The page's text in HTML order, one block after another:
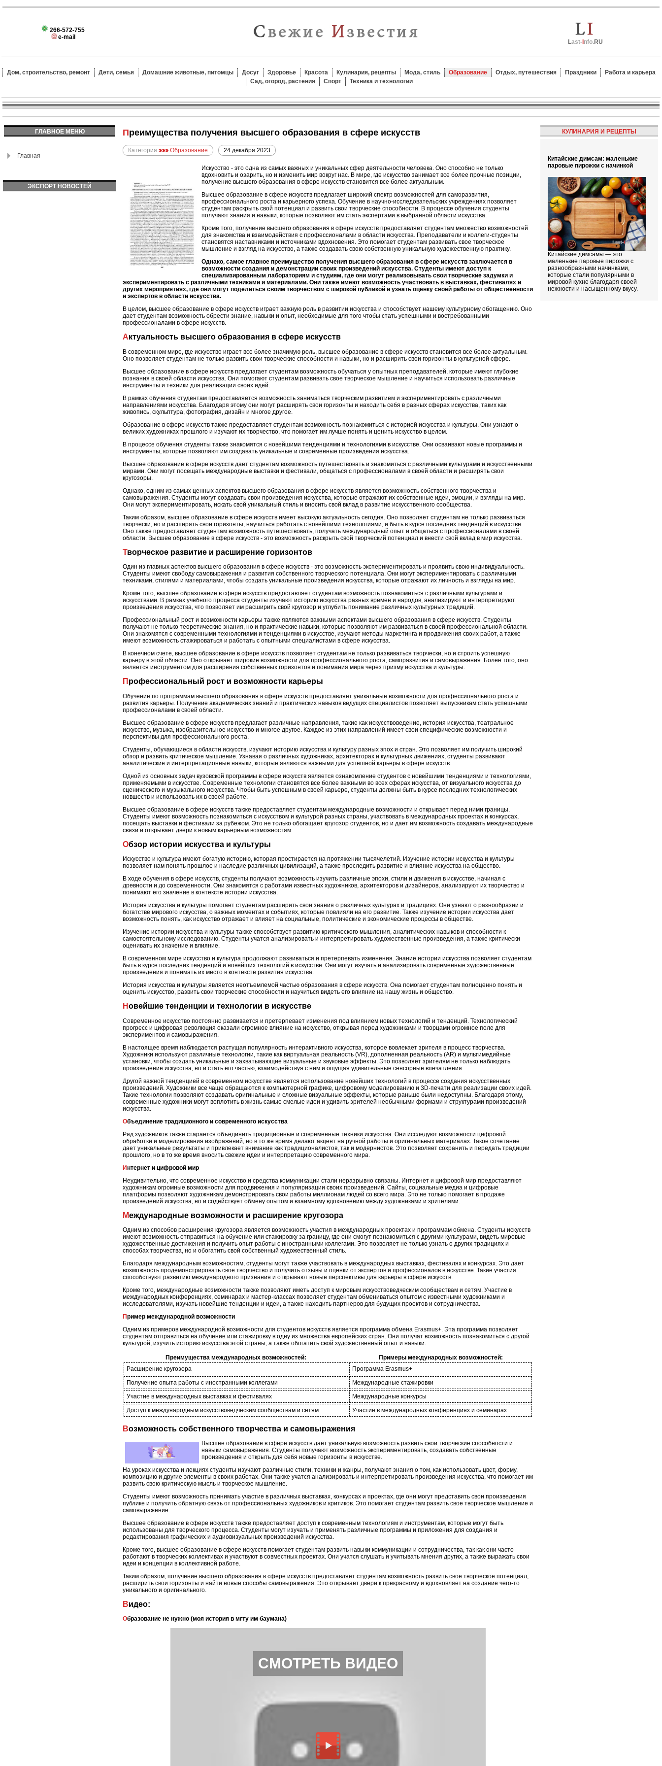
266-572-755
e-mail
Last- nfo.RU
Дом, строительство, ремонт Дети, семья Домашние животные, питомцы Досуг Здоровье Красота Кулинария, рецепты Мода, стиль Образование Отдых, путешествия Праздники
Работа и карьера
Сад, огород, растения
Спорт Техника и технологии
ГЛАВНОЕ МЕНЮ
Главная
ЭКСПОРТ НОВОСТЕЙ
Преимущества получения высшего образования в сфере искусств
Категория Образование 24 декабря 2023
Искусство - это одна из самых важных и уникальных сфер деятельности человека. Оно способно не только
вдохновить и озарить, но и изменить мир вокруг нас. В мире, где искусство занимает все более прочные позиции,
получение высшего образования в сфере искусств становится все более актуальным.
Высшее образование в сфере искусств предлагает широкий спектр возможностей для саморазвития,
профессионального роста и карьерного успеха. Обучение в научно-исследовательских учреждениях позволяет
студентам раскрыть свой потенциал и развить свои творческие способности. В процессе обучения студенты
получают знания и навыки, которые позволяют им стать экспертами в выбранной области искусства.
Кроме того, получение высшего образования в сфере искусств предоставляет студентам множество возможностей
для знакомства и взаимодействия с профессионалами в области искусства. Преподаватели и коллеги-студенты
становятся наставниками и источниками вдохновения. Это помогает студентам развивать свое творческое
мышление и взгляд на искусство, а также создавать свою собственную уникальную художественную практику.
Однако, самое главное преимущество получения высшего образования в сфере искусств заключается в
возможности создания и демонстрации своих произведений искусства. Студенты имеют доступ к
специализированным лабораториям и студиям, где они могут реализовывать свои творческие задумки и
экспериментировать с различными техниками и материалами. Они также имеют возможность участвовать в выставках, фестивалях и
других мероприятиях, где они могут поделиться своим творчеством с широкой публикой и узнать оценку своей работы от общественности
и экспертов в области искусства.
В целом, высшее образование в сфере искусств играет важную роль в развитии искусства и способствует нашему культурному обогащению. Оно
дает студентам возможность обрести знание, навыки и опыт, необходимые для того чтобы стать успешными и востребованными
профессионалами в сфере искусств.
Актуальность высшего образования в сфере искусств
В современном мире, где искусство играет все более значимую роль, высшее образование в сфере искусств становится все более актуальным.
Оно позволяет студентам не только развить свои творческие способности и навыки, но и расширить свои горизонты в культурной сфере.
Высшее образование в сфере искусств предлагает студентам возможность обучаться у опытных преподавателей, которые имеют глубокие
познания в своей области искусства. Они помогают студентам развивать свое творческое мышление и научиться использовать различные
инструменты и техники для реализации своих идей.
В рамках обучения студентам предоставляется возможность заниматься творческим развитием и экспериментировать с различными
направлениями искусства. Благодаря этому они могут расширять свои горизонты и находить себя в разных сферах искусства, таких как
живопись, скульптура, фотография, дизайн и многое другое.
Образование в сфере искусств также предоставляет студентам возможность познакомиться с историей искусства и культуры. Они узнают о
великих художниках прошлого и изучают их творчество, что помогает им лучше понять и ценить искусство в целом.
В процессе обучения студенты также знакомятся с новейшими тенденциями и технологиями в искусстве. Они осваивают новые программы и
инструменты, которые позволяют им создавать уникальные и современные произведения искусства.
Высшее образование в сфере искусств дает студентам возможность путешествовать и знакомиться с различными культурами и искусственными
мирами. Они могут посещать международные выставки и фестивали, общаться с профессионалами в своей области и расширять свои
кругозоры.
Однако, одним из самых ценных аспектов высшего образования в сфере искусств является возможность собственного творчества и
самовыражения. Студенты могут создавать свои произведения искусства, которые отражают их собственные идеи, эмоции, и взгляды на мир.
Они могут экспериментировать, искать свой уникальный стиль и вносить свой вклад в развитие искусственного сообщества.
Таким образом, высшее образование в сфере искусств имеет высокую актуальность сегодня. Оно позволяет студентам не только развиваться
творчески, но и расширять свои горизонты, научиться работать с новейшими технологиями, и быть в курсе последних тенденций в искусстве.
Оно также предоставляет студентам возможность путешествовать, получать международный опыт и общаться с профессионалами в своей
области. Высшее образование в сфере искусств - это возможность раскрыть свой творческий потенциал и внести свой вклад в мир искусства.
Творческое развитие и расширение горизонтов
Один из главных аспектов высшего образования в сфере искусств - это возможность экспериментировать и проявить свою индивидуальность.
Студенты имеют свободу самовыражения и развития собственного творческого потенциала. Они могут экспериментировать с различными
техниками, стилями и материалами, чтобы создать уникальные произведения искусства, которые отражают их личность и взгляды на мир.
Кроме того, высшее образование в сфере искусств предоставляет студентам возможность познакомиться с различными культурами и
искусствами. В рамках учебного процесса студенты изучают историю искусства разных времен и народов, анализируют и интерпретируют
произведения искусства, что позволяет им расширить свой кругозор и углубить понимание различных культурных традиций.
Профессиональный рост и возможности карьеры также являются важными аспектами высшего образования в сфере искусств. Студенты
получают не только теоретические знания, но и практические навыки, которые позволяют им развиваться в своей профессиональной области.
Они знакомятся с современными технологиями и тенденциями в искусстве, изучают методы маркетинга и продвижения своих работ, а также
имеют возможность стажироваться и работать с опытными специалистами в сфере искусства.
В конечном счете, высшее образование в сфере искусств позволяет студентам не только развиваться творчески, но и строить успешную
карьеру в этой области. Оно открывает широкие возможности для профессионального роста, саморазвития и самовыражения. Более того, оно
является инструментом для расширения собственных горизонтов и понимания мира через призму искусства и культуры.
Профессиональный рост и возможности карьеры
Обучение по программам высшего образования в сфере искусств предоставляет уникальные возможности для профессионального роста и
развития карьеры. Получение академических знаний и практических навыков ведущих специалистов позволяет выпускникам стать успешными
профессионалами в своей области.
Высшее образование в сфере искусств предлагает различные направления, такие как искусствоведение, история искусства, театральное
искусство, музыка, изобразительное искусство и многое другое. Каждое из этих направлений имеет свои специфические возможности и
перспективы для профессионального роста.
Студенты, обучающиеся в области искусств, изучают историю искусства и культуру разных эпох и стран. Это позволяет им получить широкий
обзор и развить критическое мышление. Узнавая о различных художниках, архитекторах и культурных движениях, студенты развивают
аналитические и интерпретационные навыки, которые являются важными для успешной карьеры в сфере искусств.
Одной из основных задач вузовской программы в сфере искусств является ознакомление студентов с новейшими тенденциями и технологиями,
применяемыми в искусстве. Современные технологии становятся все более важными во всех сферах искусства, от визуального искусства до
сценического и музыкального искусства. Чтобы быть успешным в своей карьере, студенты должны быть в курсе последних технологических
новшеств и использовать их в своей работе.
Высшее образование в сфере искусств также предоставляет студентам международные возможности и открывает перед ними границы.
Студенты имеют возможность познакомиться с искусством и культурой разных страны, участвовать в международных проектах и конкурсах,
посещать выставки и фестивали за рубежом. Это не только обогащает кругозор студентов, но и дает им возможность создавать международные
связи и открывает двери к новым карьерным возможностям.
Обзор истории искусства и культуры
Искусство и культура имеют богатую историю, которая простирается на протяжении тысячелетий. Изучение истории искусства и культуры
позволяет нам понять прошлое и наследие различных цивилизаций, а также проследить развитие и влияние искусства на общество.
В ходе обучения в сфере искусств, студенты получают возможность изучить различные эпохи, стили и движения в искусстве, начиная с
древности и до современности. Они знакомятся с работами известных художников, архитекторов и дизайнеров, анализируют их творчество и
понимают его значение в контексте истории искусства.
История искусства и культуры помогает студентам расширить свои знания о различных культурах и традициях. Они узнают о разнообразии и
богатстве мирового искусства, о важных моментах и событиях, которые повлияли на его развитие. Также изучение истории искусства дает
возможность понять, как искусство отражает и влияет на социальные, политические и экономические процессы в обществе.
Изучение истории искусства и культуры также способствует развитию критического мышления, аналитических навыков и способности к
самостоятельному исследованию. Студенты учатся анализировать и интерпретировать художественные произведения, а также критически
оценивать их значение и влияние.
В современном мире искусство и культура продолжают развиваться и претерпевать изменения. Знание истории искусства позволяет студентам
быть в курсе последних тенденций и новейших технологий в искусстве. Они могут изучать и анализировать современные художественные
произведения и понимать их место в контексте развития искусства.
История искусства и культуры является неотъемлемой частью образования в сфере искусств. Она помогает студентам полноценно понять и
оценить искусство, развить свои творческие способности и научиться видеть его влияние на нашу жизнь и общество.
Новейшие тенденции и технологии в искусстве
Современное искусство постоянно развивается и претерпевает изменения под влиянием новых технологий и тенденций. Технологический
прогресс и цифровая революция оказали огромное влияние на искусство, открывая перед художниками и творцами огромное поле для
экспериментов и самовыражения.
В настоящее время наблюдается растущая популярность интерактивного искусства, которое вовлекает зрителя в процесс творчества.
Художники используют различные технологии, такие как виртуальная реальность (VR), дополненная реальность (AR) и мультимедийные
установки, чтобы создать уникальные и захватывающие визуальные и звуковые эффекты. Это позволяет зрителям не только наблюдать
произведение искусства, но и стать его частью, взаимодействуя с ним и ощущая удивительные сенсорные впечатления.
Другой важной тенденцией в современном искусстве является использование новейших технологий в процессе создания искусственных
произведений. Художники все чаще обращаются к компьютерной графике, цифровому моделированию и 3D-печати для реализации своих идей.
Такие технологии позволяют создавать оригинальные и сложные визуальные эффекты, которые раньше были недоступны. Благодаря этому,
современные художники могут воплотить в жизнь самые смелые идеи и удивить зрителей необычными формами и структурами произведений
искусства.
Объединение традиционного и современного искусства
Ряд художников также старается объединить традиционные и современные техники искусства. Они исследуют возможности цифровой
обработки и моделирования изображений, но в то же время делают акцент на ручной работы и оригинальных материалах. Такое сочетание
дает уникальные результаты и привлекает внимание как традиционалистов, так и модернистов. Это позволяет сохранить и передать традиции
прошлого, но в то же время вносить свежие идеи и интерпретацию современного мира.
Интернет и цифровой мир
Неудивительно, что современное искусство и средства коммуникации стали неразрывно связаны. Интернет и цифровой мир предоставляют
художникам огромные возможности для продвижения и популяризации своих произведений. Сайты, социальные медиа и цифровые
платформы позволяют художникам демонстрировать свои работы миллионам людей со всего мира. Это не только помогает в продаже
произведений искусства, но и содействует обмену опытом и взаимному вдохновению между художниками и зрителями.
Международные возможности и расширение кругозора
Одним из способов расширения кругозора является возможность участия в международных проектах и программам обмена. Студенты искусств
имеют возможность отправиться на обучение или стажировку за границу, где они смогут познакомиться с другими культурами, видеть мировые
художественные достижения и получить опыт работы с иностранными коллегами. Это позволяет не только узнать о других традициях и
способах творчества, но и обогатить свой собственный художественный стиль.
Благодаря международным возможностям, студенты могут также участвовать в международных выставках, фестивалях и конкурсах. Это дает
возможность продемонстрировать свое творчество и получить отзывы и оценки от экспертов и профессионалов в искусстве. Такие участия
способствуют развитию международного признания и открывают новые перспективы для карьеры в сфере искусств.
Кроме того, международные возможности также позволяют иметь доступ к мировым искусствоведческим сообществам и сетям. Участие в
международных конференциях, семинарах и мастер-классах позволяет студентам обмениваться опытом с известными художниками и
исследователями, изучать новейшие тенденции и идеи, а также находить партнеров для будущих проектов и сотрудничества.
Пример международной возможности
Одним из примеров международной возможности для студентов искусств является программа обмена Erasmus+. Эта программа позволяет
студентам отправиться на обучение или стажировку в одну из множества европейских стран. Они получат возможность познакомиться с другой
культурой, изучить историю искусства этой страны, а также обогатить свой художественный опыт и навыки.
Преимущества международных возможностей:
Примеры международных возможностей:
Расширение кругозора
Программа Erasmus+
Получение опыта работы с иностранными коллегами
Международные стажировки
Участие в международных выставках и фестивалях
Международные конкурсы
Доступ к международным искусствоведческим сообществам и сетям
Участие в международных конференциях и семинарах
Возможность собственного творчества и самовыражения
Высшее образование в сфере искусств дает уникальную возможность развить свои творческие способности и
навыки самовыражения. Студенты получают возможность экспериментировать, создавать собственные
произведения и открыть для себя новые горизонты в искусстве.
На уроках искусства и лекциях студенты изучают различные стили, техники и жанры, получают знания о том, как использовать цвет, форму,
композицию и другие элементы в своих работах. Они также учатся анализировать и интерпретировать произведения искусства, что помогает им
развить свою критическую мысль и творческое мышление.
Студенты имеют возможность принимать участие в различных выставках, конкурсах и проектах, где они могут представить свои произведения
публике и получить обратную связь от профессиональных художников и критиков. Это помогает студентам развить свое творческое мышление и
самовыражение.
Высшее образование в сфере искусств также предоставляет доступ к современным технологиям и инструментам, которые могут быть
использованы для творческого процесса. Студенты могут изучать и применять различные программы и приложения для создания и
редактирования графических и аудиовизуальных произведений искусства.
Кроме того, высшее образование в сфере искусств помогает студентам развить навыки коммуникации и сотрудничества, так как они часто
работают в творческих коллективах и участвуют в совместных проектах. Они учатся слушать и учитывать мнения других, а также выражать свои
идеи и концепции в коллективной работе.
Таким образом, получение высшего образования в сфере искусств предоставляет студентам возможность развить свое творческое потенциал,
расширить свои горизонты и найти новые способы самовыражения. Это открывает двери к прекрасному и вдохновляет на создание чего-то
уникального и оригинального.
Видео:
Образование не нужно (моя история в мгту им баумана)
СМОТРЕТЬ ВИДЕО
КУЛИНАРИЯ И РЕЦЕПТЫ
Китайские димсам: маленькие
паровые пирожки с начинкой
Китайские димсамы — это
маленькие паровые пирожки с
разнообразными начинками,
которые стали популярными в
мировой кухне благодаря своей
нежности и насыщенному вкусу.